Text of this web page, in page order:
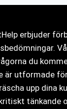
erbjuder
du
är utformade
upp dina
tänkande